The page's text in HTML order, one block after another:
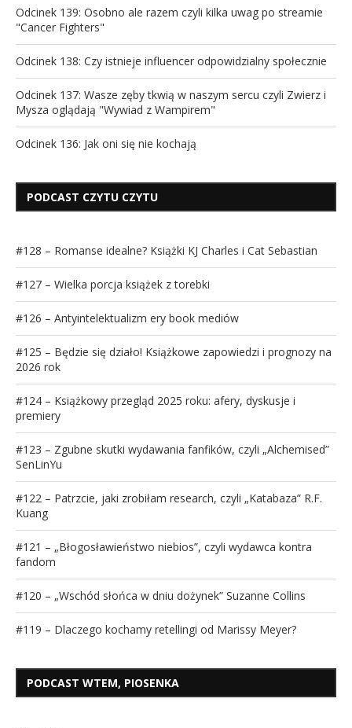
Odcinek 139: Osobno ale razem czyli kilka uwag po streamie
"Cancer Fighters"
Odcinek 138: Czy istnieje influencer odpowidzialny społecznie
Odcinek 137: Wasze zęby tkwią w naszym sercu czyli Zwierz i
Mysza oglądają "Wywiad z Wampirem"
Odcinek 136: Jak oni się nie kochają
PODCAST CZYTU CZYTU
#128 – Romanse idealne? Książki KJ Charles i Cat Sebastian
#127 – Wielka porcja książek z torebki
#126 – Antyintelektualizm ery book mediów
#125 – Będzie się działo! Książkowe zapowiedzi i prognozy na
2026 rok
#124 – Książkowy przegląd 2025 roku: afery, dyskusje i
premiery
#123 – Zgubne skutki wydawania fanfików, czyli „Alchemised”
SenLinYu
#122 – Patrzcie, jaki zrobiłam research, czyli „Katabaza” R.F.
Kuang
#121 – „Błogosławieństwo niebios”, czyli wydawca kontra
fandom
#120 – „Wschód słońca w dniu dożynek” Suzanne Collins
#119 – Dlaczego kochamy retellingi od Marissy Meyer?
PODCAST WTEM, PIOSENKA